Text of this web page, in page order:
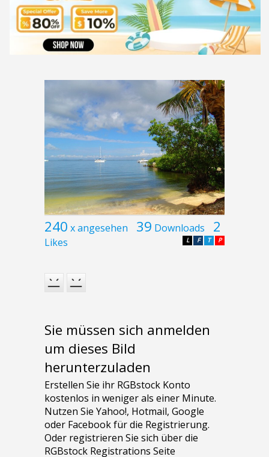
240 x angesehen 39 Downloads 2
Likes P
T
F
L
Sie müssen sich anmelden
um dieses Bild
herunterzuladen